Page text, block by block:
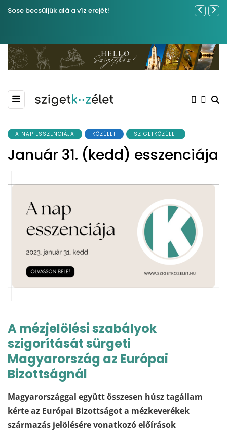
Sose becsüljük alá a víz erejét!
Közel
A NAP ESSZENCIÁJA KÖZÉLET SZIGETKÖZÉLET
Január 31. (kedd) esszenciája
A mézjelölési szabályok
szigorítását sürgeti
Magyarország az Európai
Bizottságnál
Magyarországgal együtt összesen húsz tagállam
kérte az Európai Bizottságot a mézkeverékek
származás jelölésére vonatkozó előírások